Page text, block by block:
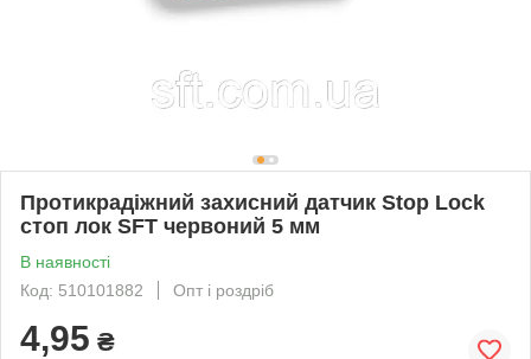
Протикрадіжний захисний датчик Stop Lock
стоп лок SFT червоний 5 мм
В наявності
Код: 510101882
Опт і роздріб
4,95 ₴